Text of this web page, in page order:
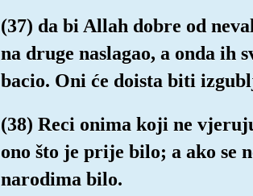
(37) da bi Allah dobre od
na druge naslagao, a onda ih
bacio. Oni će doista biti
(38) Reci onima koji ne
ono što je prije bilo; a ako se
narodima bilo.